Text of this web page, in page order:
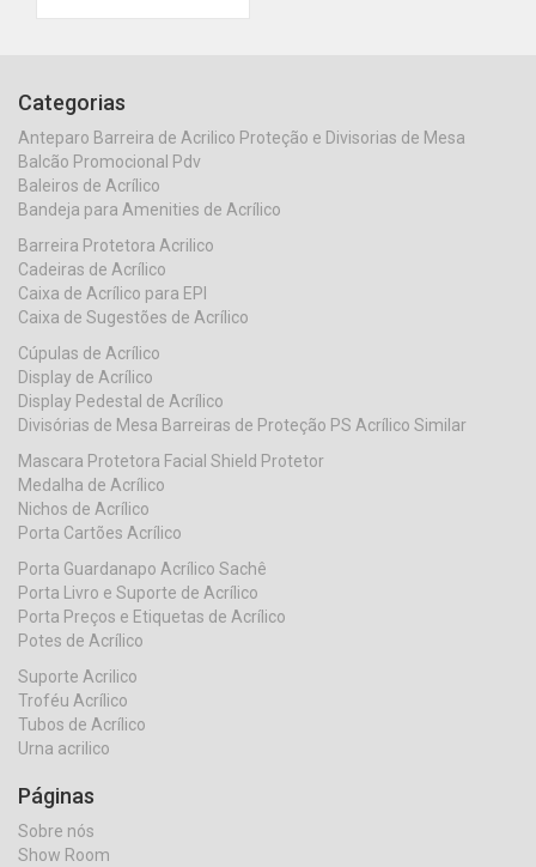
Categorias
Anteparo Barreira de Acrilico Proteção e Divisorias de Mesa
Balcão Promocional Pdv
Baleiros de Acrílico
Bandeja para Amenities de Acrílico
Barreira Protetora Acrilico
Cadeiras de Acrílico
Caixa de Acrílico para EPI
Caixa de Sugestões de Acrílico
Cúpulas de Acrílico
Display de Acrílico
Display Pedestal de Acrílico
Divisórias de Mesa Barreiras de Proteção PS Acrílico Similar
Mascara Protetora Facial Shield Protetor
Medalha de Acrílico
Nichos de Acrílico
Porta Cartões Acrílico
Porta Guardanapo Acrílico Sachê
Porta Livro e Suporte de Acrílico
Porta Preços e Etiquetas de Acrílico
Potes de Acrílico
Suporte Acrilico
Troféu Acrílico
Tubos de Acrílico
Urna acrilico
Páginas
Sobre nós
Show Room